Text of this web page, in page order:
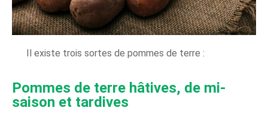
Il existe trois sortes de pommes de terre :
Pommes de terre hâtives, de mi-
saison et tardives